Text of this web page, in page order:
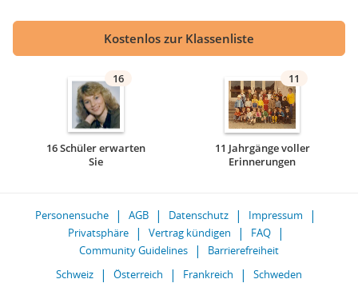
Kostenlos zur Klassenliste
16
16 Schüler erwarten
Sie
11
11 Jahrgänge voller
Erinnerungen
Personensuche AGB Datenschutz
Impressum
Privatsphäre
Vertrag kündigen
FAQ
Community Guidelines
Barrierefreiheit
Schweiz
Österreich Frankreich Schweden